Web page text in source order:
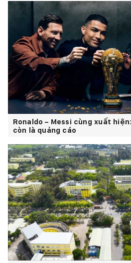
Ronaldo – Messi cùng xuất
còn là quảng cáo